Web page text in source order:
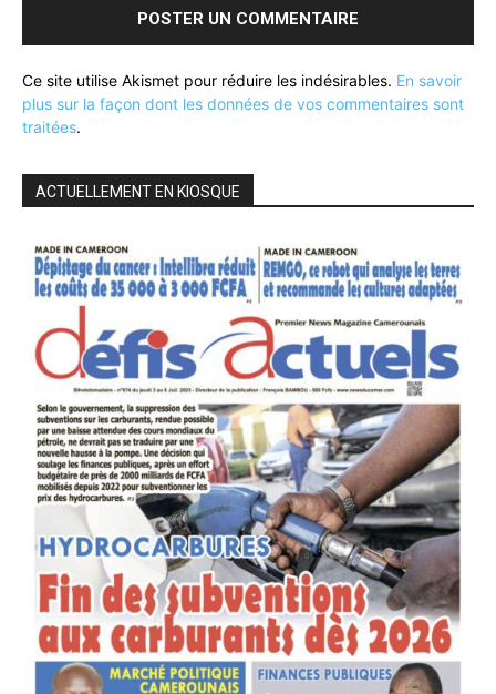
Ce site utilise Akismet pour réduire les indésirables. En savoir
plus sur la façon dont les données de vos commentaires sont
traitées.
ACTUELLEMENT EN KIOSQUE